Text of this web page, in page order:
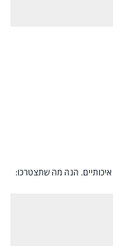
איכותיים. הנה מה שתצטרכו: